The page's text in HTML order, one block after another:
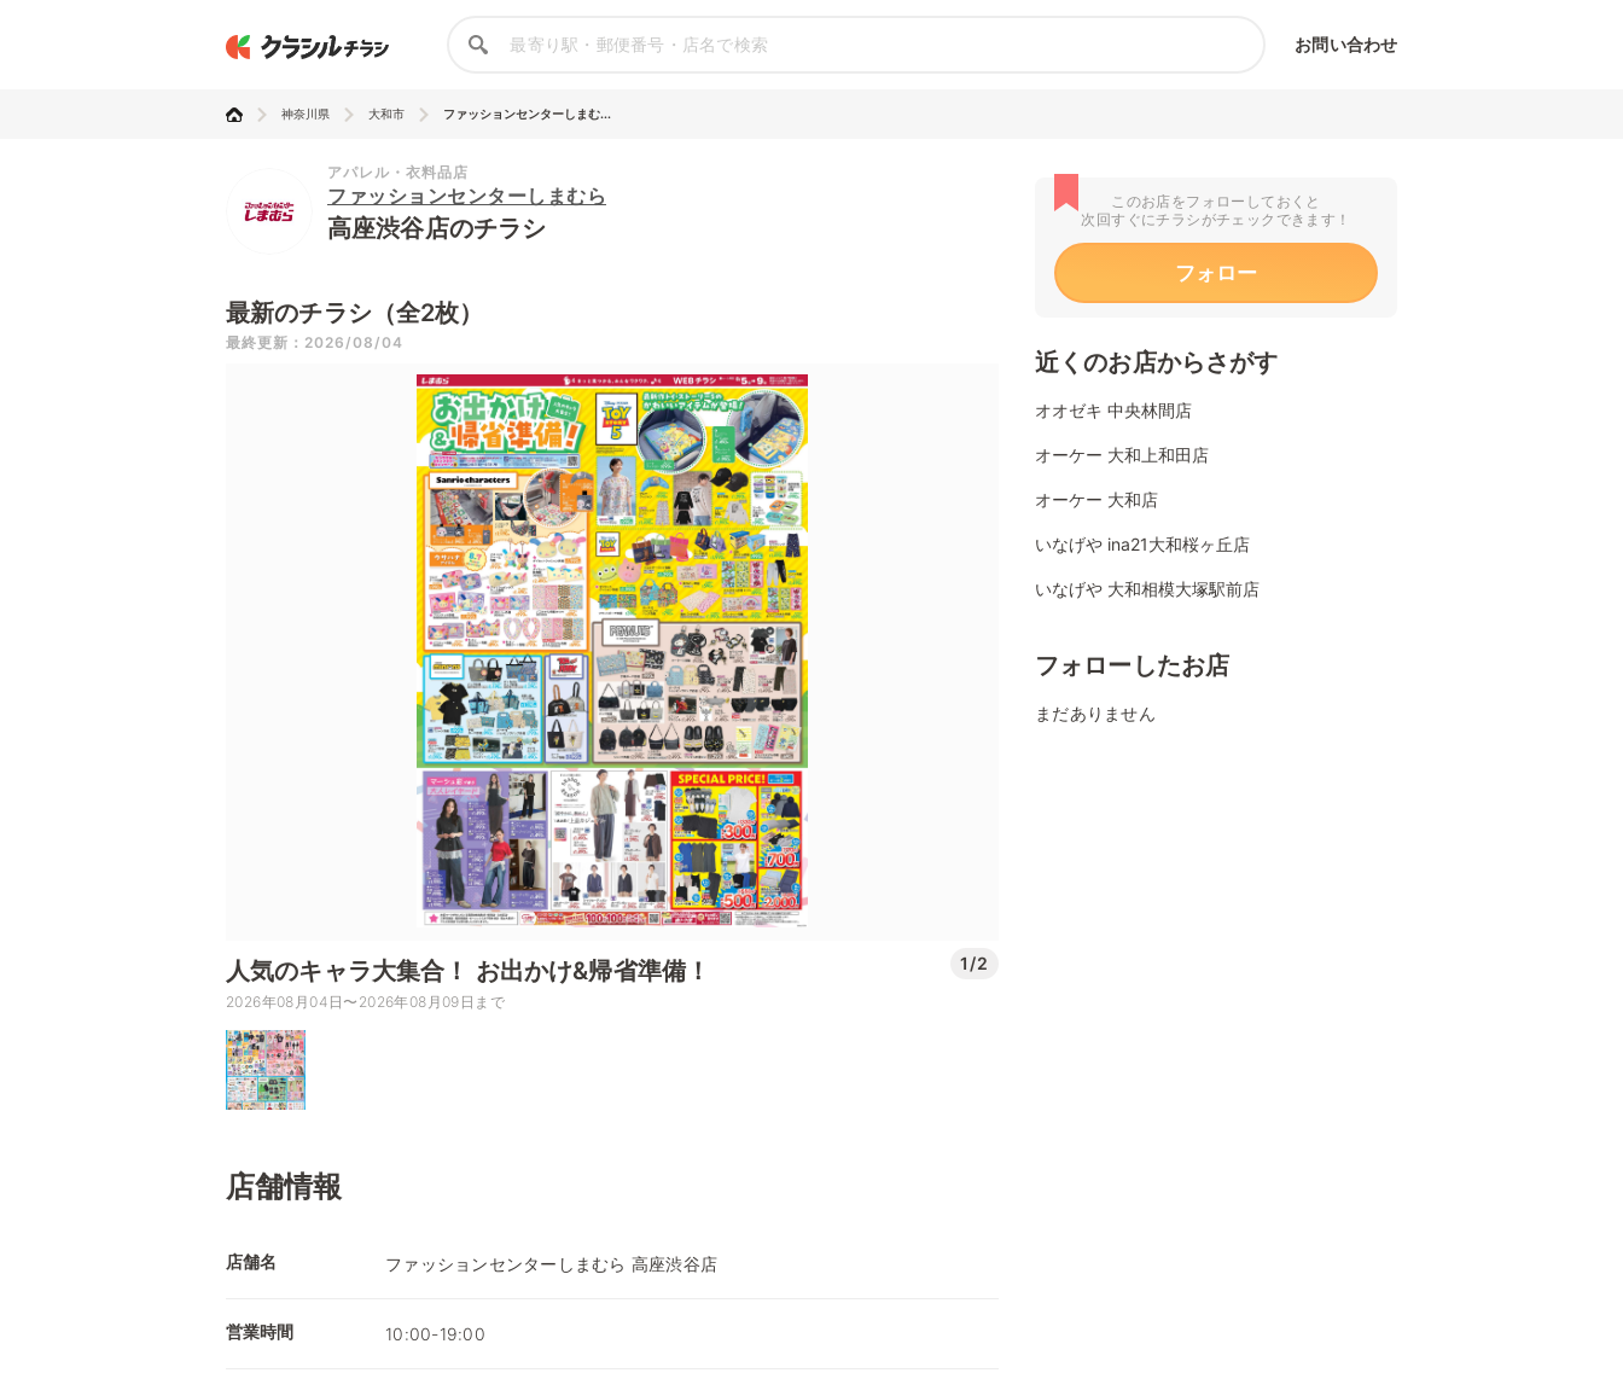
お問い合わせ
神奈川県 大和市 ファッションセンターしまむ...
アパレル・衣料品店
ファッションセンターしまむら
高座渋谷店のチラシ
最新のチラシ（全2枚）
最終更新：2026/08/04
人気のキャラ大集合！ お出かけ&帰省準備！ 1/2
2026年08月04日〜2026年08月09日まで
店舗情報
店舗名 ファッションセンターしまむら 高座渋谷店
営業時間 10:00-19:00
このお店をフォローしておくと
次回すぐにチラシがチェックできます！
フォロー
近くのお店からさがす
オオゼキ 中央林間店
オーケー 大和上和田店
オーケー 大和店
いなげや ina21大和桜ヶ丘店
いなげや 大和相模大塚駅前店
フォローしたお店
まだありません